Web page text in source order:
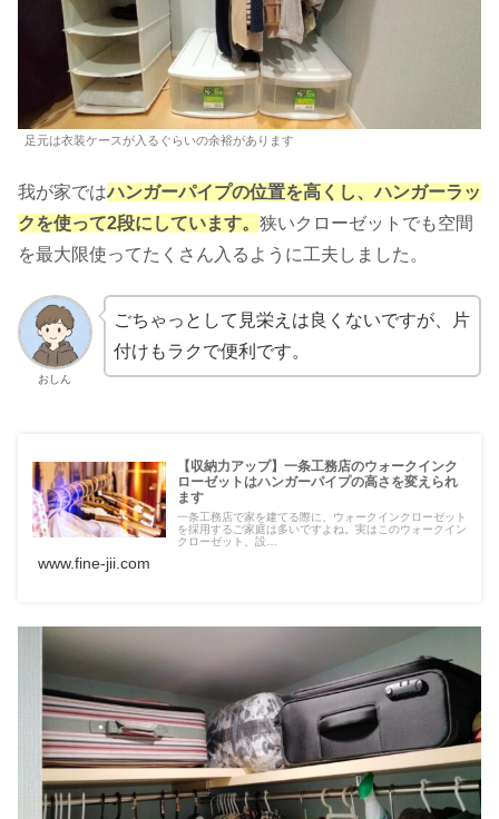
足元は衣装ケースが入るぐらいの余裕があります
我が家ではハンガーパイプの位置を高くし、ハンガーラッ
クを使って2段にしています。 狭いクローゼットでも空間
を最大限使ってたくさん入るように工夫しました。
おしん
ごちゃっとして見栄えは良くないですが、片
付けもラクで便利です。
【収納力アップ】一条工務店のウォークインク
ローゼットはハンガーパイプの高さを変えられ
ます
一条工務店で家を建てる際に、ウォークインクローゼット
を採用するご家庭は多いですよね。実はこのウォークイン
クローゼット、設…
www.fine-jii.com